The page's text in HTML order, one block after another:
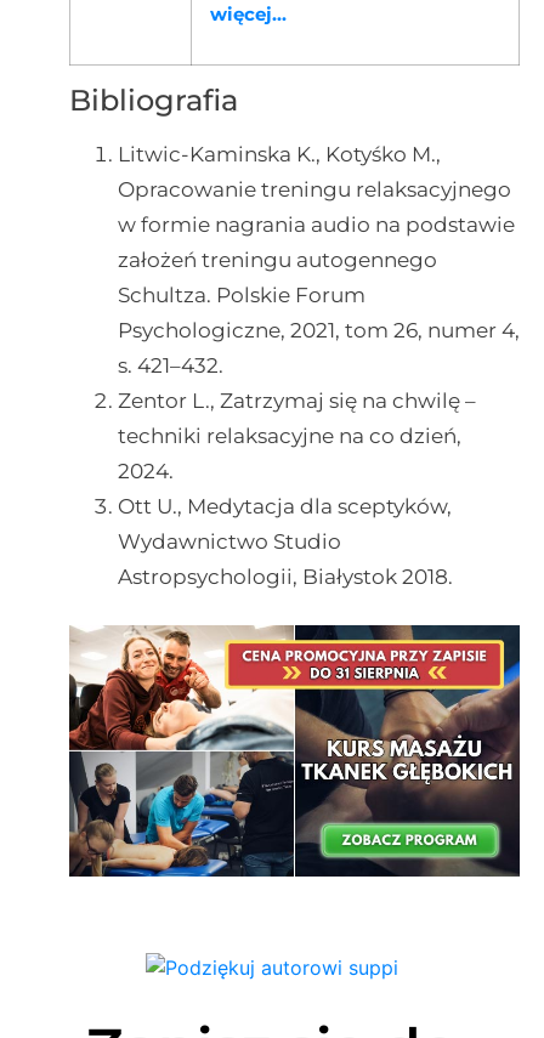
więcej...
Bibliografia
Litwic-Kaminska K., Kotyśko M.,
Opracowanie treningu relaksacyjnego
w formie nagrania audio na podstawie
założeń treningu autogennego
Schultza. Polskie Forum
Psychologiczne, 2021, tom 26, numer 4,
s. 421–432.
Zentor L., Zatrzymaj się na chwilę –
techniki relaksacyjne na co dzień,
2024.
Ott U., Medytacja dla sceptyków,
Wydawnictwo Studio
Astropsychologii, Białystok 2018.